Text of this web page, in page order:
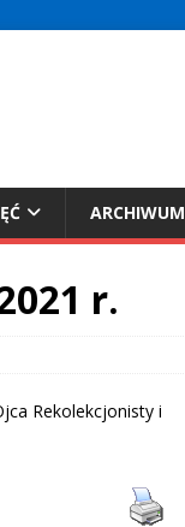
ARCHIWUM
r.
Rekolekcjonisty i